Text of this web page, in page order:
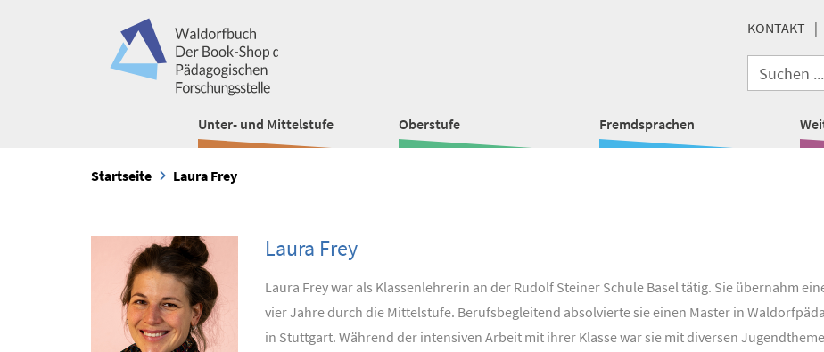
KONTAKT
Unter- und Mittelstufe Oberstufe Fremdsprachen
Startseite Laura Frey
Laura Frey
Laura Frey war als Klassenlehrerin an der Rudolf Steiner Schule Basel tätig. Sie übernahm
vier Jahre durch die Mittelstufe. Berufsbegleitend absolvierte sie einen Master in
in Stuttgart. Während der intensiven Arbeit mit ihrer Klasse war sie mit diversen